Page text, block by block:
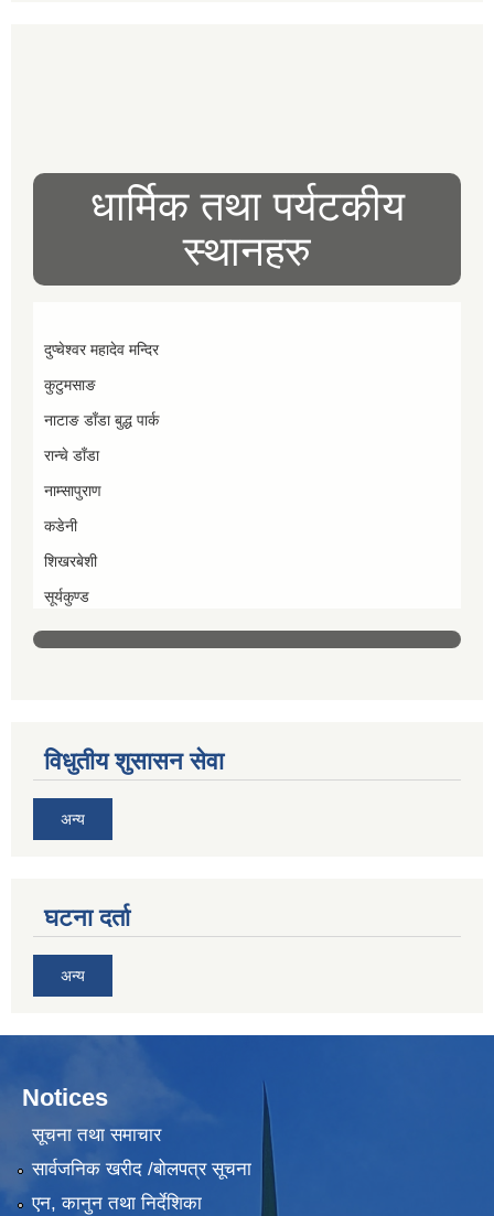
धार्मिक तथा पर्यटकीय
स्थानहरु
दुप्चेश्वर महादेव मन्दिर
कुटुमसाङ
नाटाङ डाँडा बुद्ध पार्क
रान्चे डाँडा
नाम्सापुराण
कडेनी
शिखरबेशी
सूर्यकुण्ड
विधुतीय शुसासन सेवा
अन्य
घटना दर्ता
अन्य
Notices
सूचना तथा समाचार
सार्वजनिक खरीद /बोलपत्र सूचना
एन, कानुन तथा निर्देशिका